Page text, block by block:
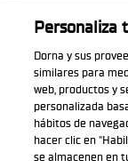
Personaliza
Dorna y sus
similares para
web, productos y
personalizada
hábitos de
hacer clic en
se almacenen en